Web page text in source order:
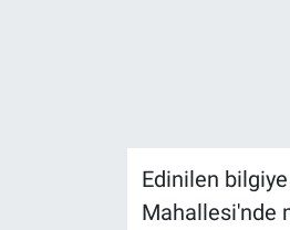
Edinilen
Mahallesi'nde